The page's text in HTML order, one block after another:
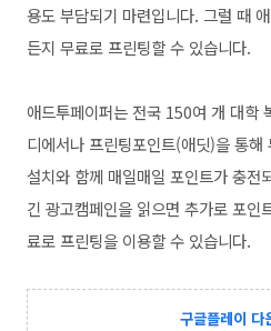
용도 부담되기 마련입니다. 그럴 때
든지 무료로 프린팅할 수 있습니다.
애드투페이퍼는 전국 150여 개 대학
디에서나 프린팅포인트(애딧)을 통
설치와 함께 매일매일 포인트가 충전
긴 광고캠페인을 읽으면 추가로 포인
료로 프린팅을 이용할 수 있습니다.
구글플레이 다